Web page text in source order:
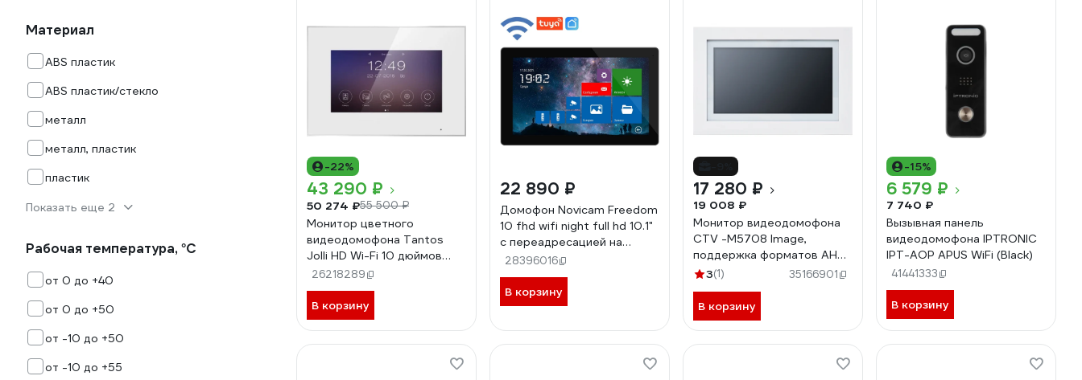
Материал
ABS пластик
ABS пластик/стекло
металл
металл, пластик
пластик
Показать еще 2
Рабочая температура, °С
от 0 до +40
от 0 до +50
от -10 до +50
от -10 до +55
-22%
43 290 ₽
50 274 ₽55 500 ₽
Монитор цветного
видеодомофона Tantos
Jolli HD Wi-Fi 10 дюймов
00-00096571
26218289
В корзину
22 890 ₽
Домофон Novicam Freedom
10 fhd wifi night full hd 10.1"
c переадресацией на
смартфон v. 4480
28396016
В корзину
17 280 ₽
19 008 ₽
Монитор видеодомофона
CTV -M5708 Image,
поддержка форматов AHD,
TVI, CVI и CVBS с
1080p/720p/960H,
встроенный модуль Wi-Fi,
Режим "Картина" с
загруженных изображений.
3(1) 35166901
В корзину
-15%
6 579 ₽
7 740 ₽
Вызывная панель
видеодомофона IPTRONIC
IPT-AOP APUS WiFi (Black)
41441333
В корзину